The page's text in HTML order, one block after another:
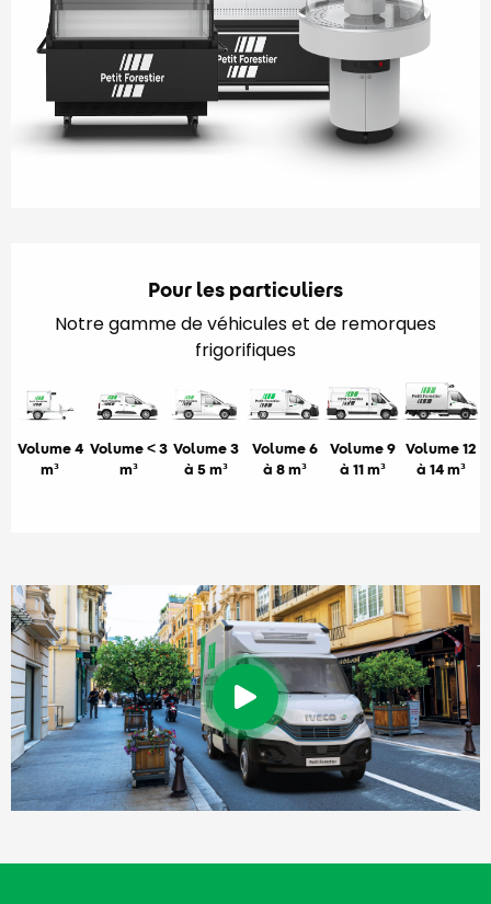
Pour les particuliers
Notre gamme de véhicules et de remorques
frigorifiques
Volume 4
m³
Volume < 3
m³
Volume 3
à 5 m³
Volume 6
à 8 m³
Volume 9
à 11 m³
Volume 12
à 14 m³